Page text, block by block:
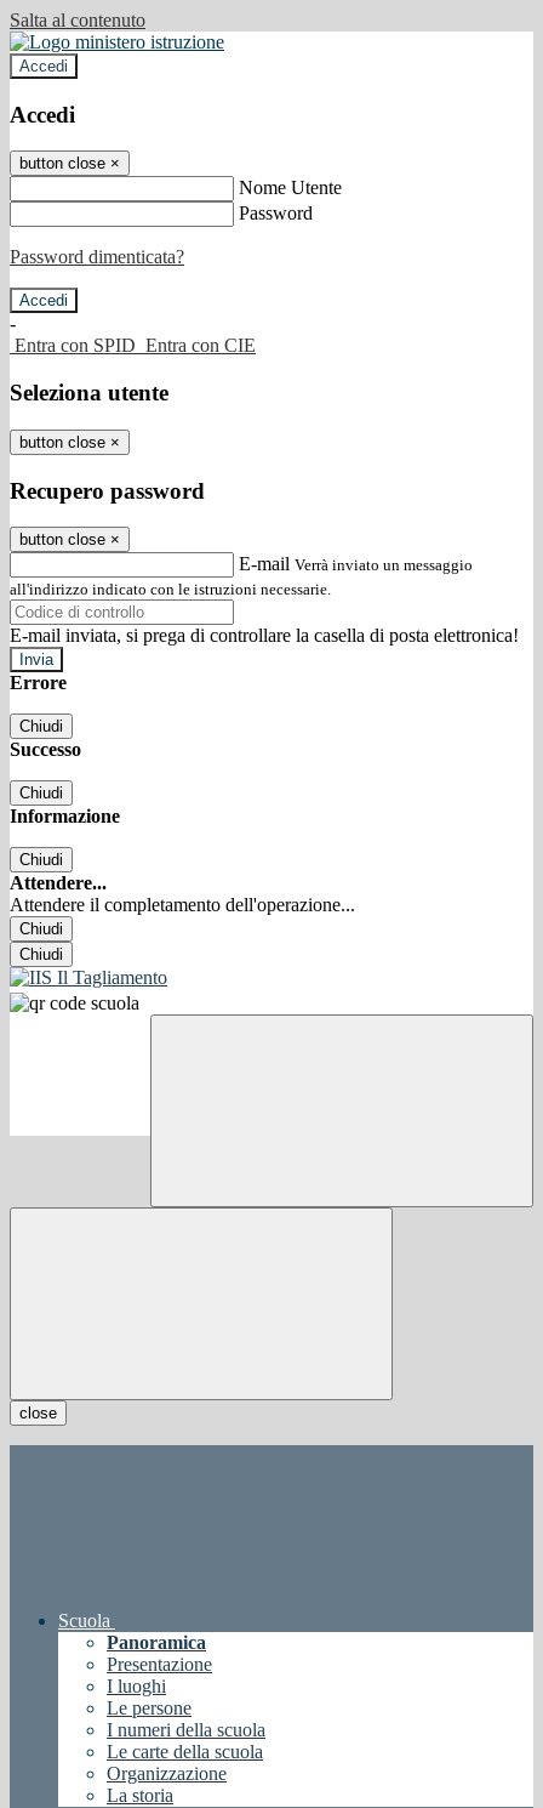
Salta al contenuto
Accedi
Accedi
button close ×
Nome Utente
Password
Password dimenticata?
-
Entra con SPID Entra con CIE
Seleziona utente
button close ×
Recupero password
button close ×
E-mail Verrà inviato un messaggio
all'indirizzo indicato con le istruzioni necessarie.
E-mail inviata, si prega di controllare la casella di posta elettronica!
Errore
Chiudi
Successo
Chiudi
Informazione
Chiudi
Attendere...
Attendere il completamento dell'operazione...
Chiudi
Chiudi
close
Scuola
Panoramica
Presentazione
I luoghi
Le persone
I numeri della scuola
Le carte della scuola
Organizzazione
La storia